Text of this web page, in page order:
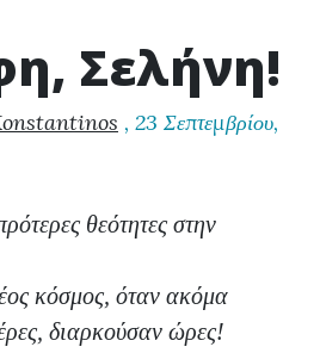
Σελήνη!
, 23 Σεπτεμβρίου,
θεότητες στην
κόσμος, όταν ακόμα
διαρκούσαν ώρες!